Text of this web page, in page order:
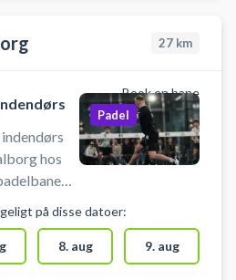
27 km
Book en bane
hos
på 12
9 double-
Padel
på disse datoer:
8. aug 9. aug